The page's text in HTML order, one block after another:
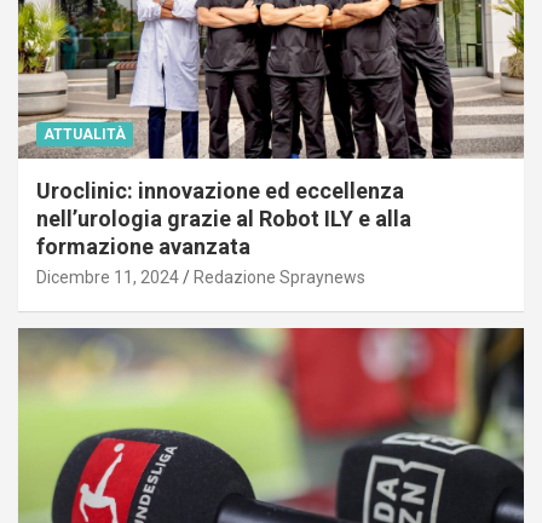
ATTUALITÀ
Uroclinic: innovazione ed eccellenza
nell’urologia grazie al Robot ILY e alla
formazione avanzata
Dicembre 11, 2024 Redazione Spraynews